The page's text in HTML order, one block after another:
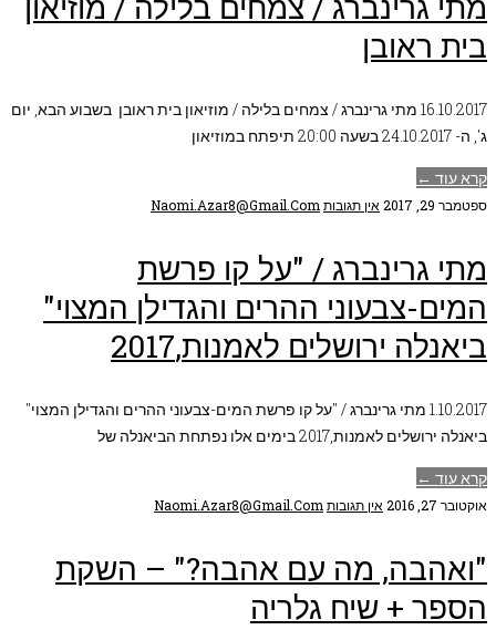
בית ראובן
16.10.2017 מתי גרינברג / צמחים בלילה / מוזיאון בית ראובן בשבוע הבא, יום
ג', ה- 24.10.2017 בשעה 20:00 תיפתח במוזיאון
קרא עוד ←
ספטמבר 29, 2017 אין תגובות Naomi.azar8@gmail.com
מתי גרינברג / "על קו פרשת
המים-צבעוני ההרים והגדילן המצוי"
ביאנלה ירושלים לאמנות,2017
1.10.2017 מתי גרינברג / "על קו פרשת המים-צבעוני ההרים והגדילן המצוי"
ביאנלה ירושלים לאמנות,2017 בימים אלו נפתחת הביאנלה של
קרא עוד ←
אוקטובר 27, 2016 אין תגובות Naomi.azar8@gmail.com
"ואהבה, מה עם אהבה?" – השקת
הספר + שיח גלריה